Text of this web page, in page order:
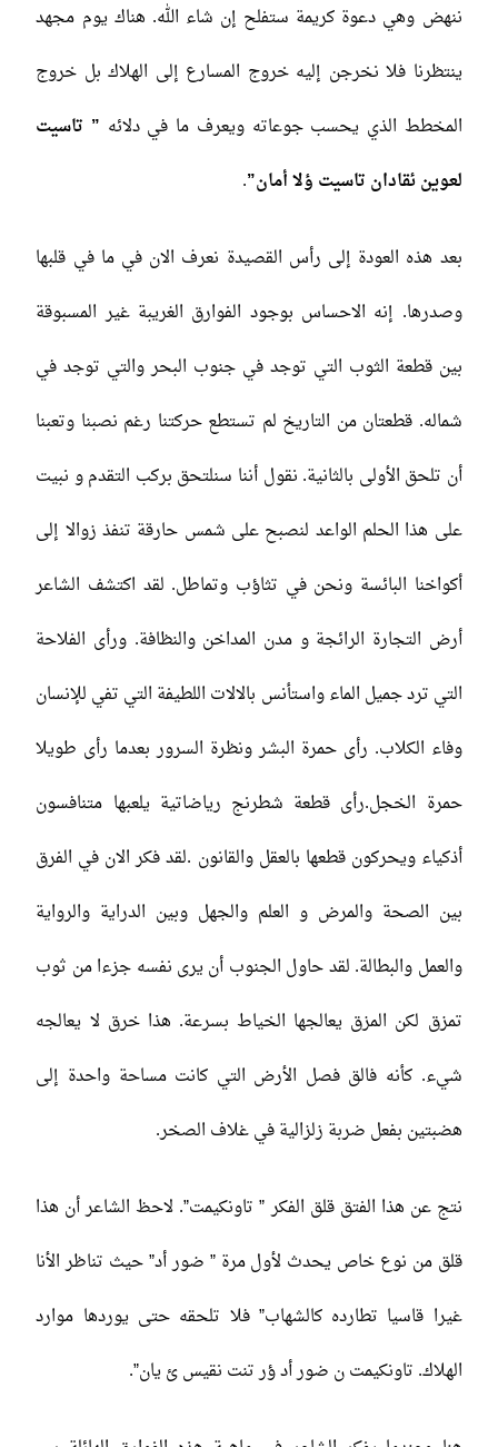
ننهض وهي دعوة كريمة ستفلح إن شاء الله. هناك يوم مجهد
ينتظرنا فلا نخرجن إليه خروج المسارع إلى الهلاك بل خروج
المخطط الذي يحسب جوعاته ويعرف ما في دلائه ” تاسيت
لعوين ئقادان تاسيت ؤلا أمان”.
بعد هذه العودة إلى رأس القصيدة نعرف الان في ما في قلبها
وصدرها. إنه الاحساس بوجود الفوارق الغريبة غير المسبوقة
بين قطعة الثوب التي توجد في جنوب البحر والتي توجد في
شماله. قطعتان من التاريخ لم تستطع حركتنا رغم نصبنا وتعبنا
أن تلحق الأولى بالثانية. نقول أننا سنلتحق بركب التقدم و نبيت
على هذا الحلم الواعد لنصبح على شمس حارقة تنفذ زوالا إلى
أكواخنا البائسة ونحن في تثاؤب وتماطل. لقد اكتشف الشاعر
أرض التجارة الرائجة و مدن المداخن والنظافة. ورأى الفلاحة
التي ترد جميل الماء واستأنس بالالات اللطيفة التي تفي للإنسان
وفاء الكلاب. رأى حمرة البشر ونظرة السرور بعدما رأى طويلا
حمرة الخجل.رأى قطعة شطرنج رياضاتية يلعبها متنافسون
أذكياء ويحركون قطعها بالعقل والقانون .لقد فكر الان في الفرق
بين الصحة والمرض و العلم والجهل وبين الدراية والرواية
والعمل والبطالة. لقد حاول الجنوب أن يرى نفسه جزءا من ثوب
تمزق لكن المزق يعالجها الخياط بسرعة. هذا خرق لا يعالجه
شيء. كأنه فالق فصل الأرض التي كانت مساحة واحدة إلى
هضبتين بفعل ضربة زلزالية في غلاف الصخر.
نتج عن هذا الفتق قلق الفكر ” تاونكيمت”. لاحظ الشاعر أن هذا
قلق من نوع خاص يحدث لأول مرة ” ضور أد” حيث تناظر الأنا
غيرا قاسيا تطارده كالشهاب” فلا تلحقه حتى يوردها موارد
الهلاك. تاونكيمت ن ضور أد ؤر تنت نقيس ئ يان”.